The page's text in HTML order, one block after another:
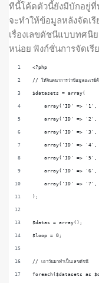
ทีนี้โค้ดตัวนี้ยังมีบักอยู่ที่
จะทำให้ข้อมูลหลังจัดเรี
เรื่องเลขดัชนีแบบทศนิ
หน่อย ฟังก์ชั่นการจัดเ
<?php
// ให้จินตนาการว่าข้อมูลอะเรย์
$datasets = array(
array('ID' => '1',
array('ID' => '2',
array('ID' => '3',
array('ID' => '4',
array('ID' => '5',
array('ID' => '6',
array('ID' => '7',
);
$datas = array();
$loop = 0;
// เอาวันมาทำเป็นเลขดัชนี
foreach($datasets as